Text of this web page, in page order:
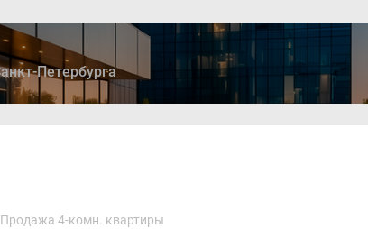
Петербурга
Продажа 4-комн. квартиры